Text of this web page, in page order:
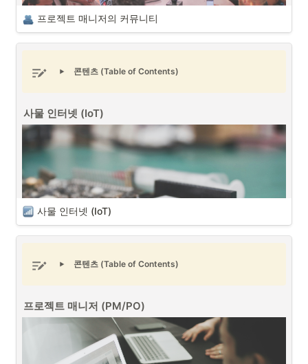
다양한 이해관계자와 의사소통을 통해서 프로젝트를 진행 및 관리하는
프로젝트 매니저 (PM/PO)로서 커뮤니티는 중요한 요소 중에 하나입니
다. 프로젝트와 연관된 커뮤니티를 통해서 프로젝트에 관련된 사항들에
대한 다양한 형태의 피드백을 확인할 수 있으며 커뮤니티를 통한 다양한
프로젝트 전략을 구상할 수도 있습니다.
커뮤니티의 종류는 크게 B2B(기업 대 기업) 커뮤니티와 B2C(기업 대 소
비자) 커뮤니티로 구분할 수 있습니다. 프로젝트 매니저는 각 커뮤니티의
형태에 대한 특징을 이해하고 프로젝트 진행시에 프로젝트를 지원할 수
있는 커뮤니티를 구축할 때 활용할 수 있을 것입니다.
B2B 커뮤니티와 B2C 커뮤니티
프로젝트 매니저의 커뮤니티
콘텐츠 (Table of Contents)
사물 인터넷 (IoT)
사물 인터넷 (IoT) (출처 : Unsplash)
사물 인터넷 (IoT - Internet of Things)은 각종 사물에 센서와 통신 기
능을 내장하여 무선 인터넷으로 연결하는 기술이며, AI와 빅데이터, 인터
넷 기술 발달로 인해 사물 인터넷과 연관되지 않은 산업이 없을 정도로
사물 인터넷 (IoT)
콘텐츠 (Table of Contents)
프로젝트 매니저 (PM/PO)